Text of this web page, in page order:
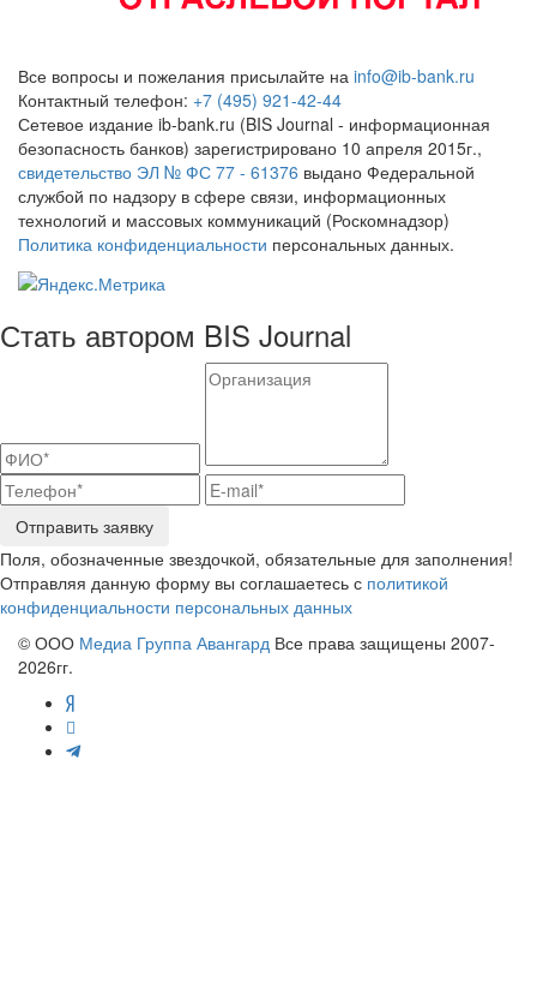
Все вопросы и пожелания присылайте на info@ib-bank.ru
Контактный телефон: +7 (495) 921-42-44
Сетевое издание ib-bank.ru (BIS Journal - информационная
безопасность банков) зарегистрировано 10 апреля 2015г.,
свидетельство ЭЛ № ФС 77 - 61376 выдано Федеральной
службой по надзору в сфере связи, информационных
технологий и массовых коммуникаций (Роскомнадзор)
Политика конфиденциальности персональных данных.
Стать автором BIS Journal
Отправить заявку
Поля, обозначенные звездочкой, обязательные для заполнения!
Отправляя данную форму вы соглашаетесь с политикой
конфиденциальности персональных данных
© ООО Медиа Группа Авангард Все права защищены 2007-
2026гг.